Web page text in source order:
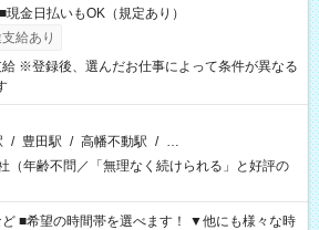
金日払いもOK（規定あり）
給あり
※登録後、選んだお仕事によって条件が異なる
/ 豊田駅 / 高幡不動駅 / …
（年齢不問／「無理なく続けられる」と好評の
の時間帯を選べます！ ▼他にも様々な時